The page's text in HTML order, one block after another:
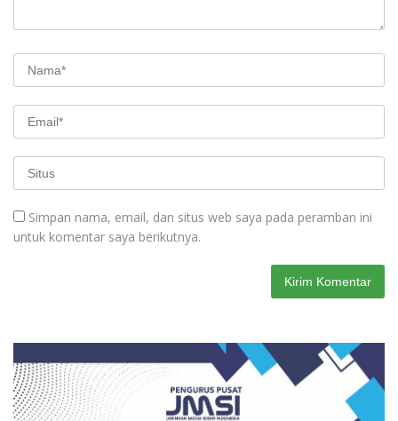
Simpan nama, email, dan situs web saya pada peramban ini
untuk komentar saya berikutnya.